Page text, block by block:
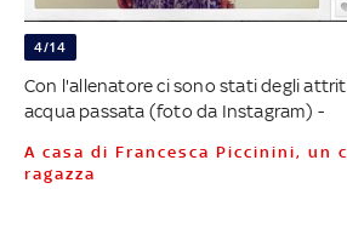
4/14
Con l'allenatore ci sono stati degli
acqua passata (foto da Instagram) -
A casa di Francesca Piccinini, un capolavoro di
ragazza